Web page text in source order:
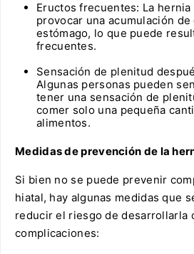
Eructos frecuentes: La hernia
provocar una acumulación de
estómago, lo que puede
frecuentes.
Sensación de plenitud
Algunas personas pueden
tener una sensación de
comer solo una pequeña
alimentos.
Medidas de prevención de la
Si bien no se puede prevenir
hiatal, hay algunas medidas que
reducir el riesgo de desarrollarla
complicaciones: